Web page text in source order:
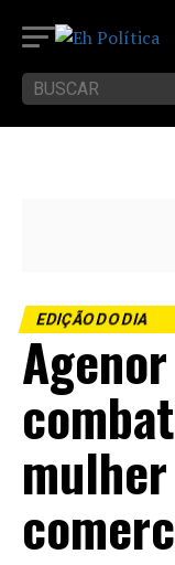
EDIÇÃO DO DIA